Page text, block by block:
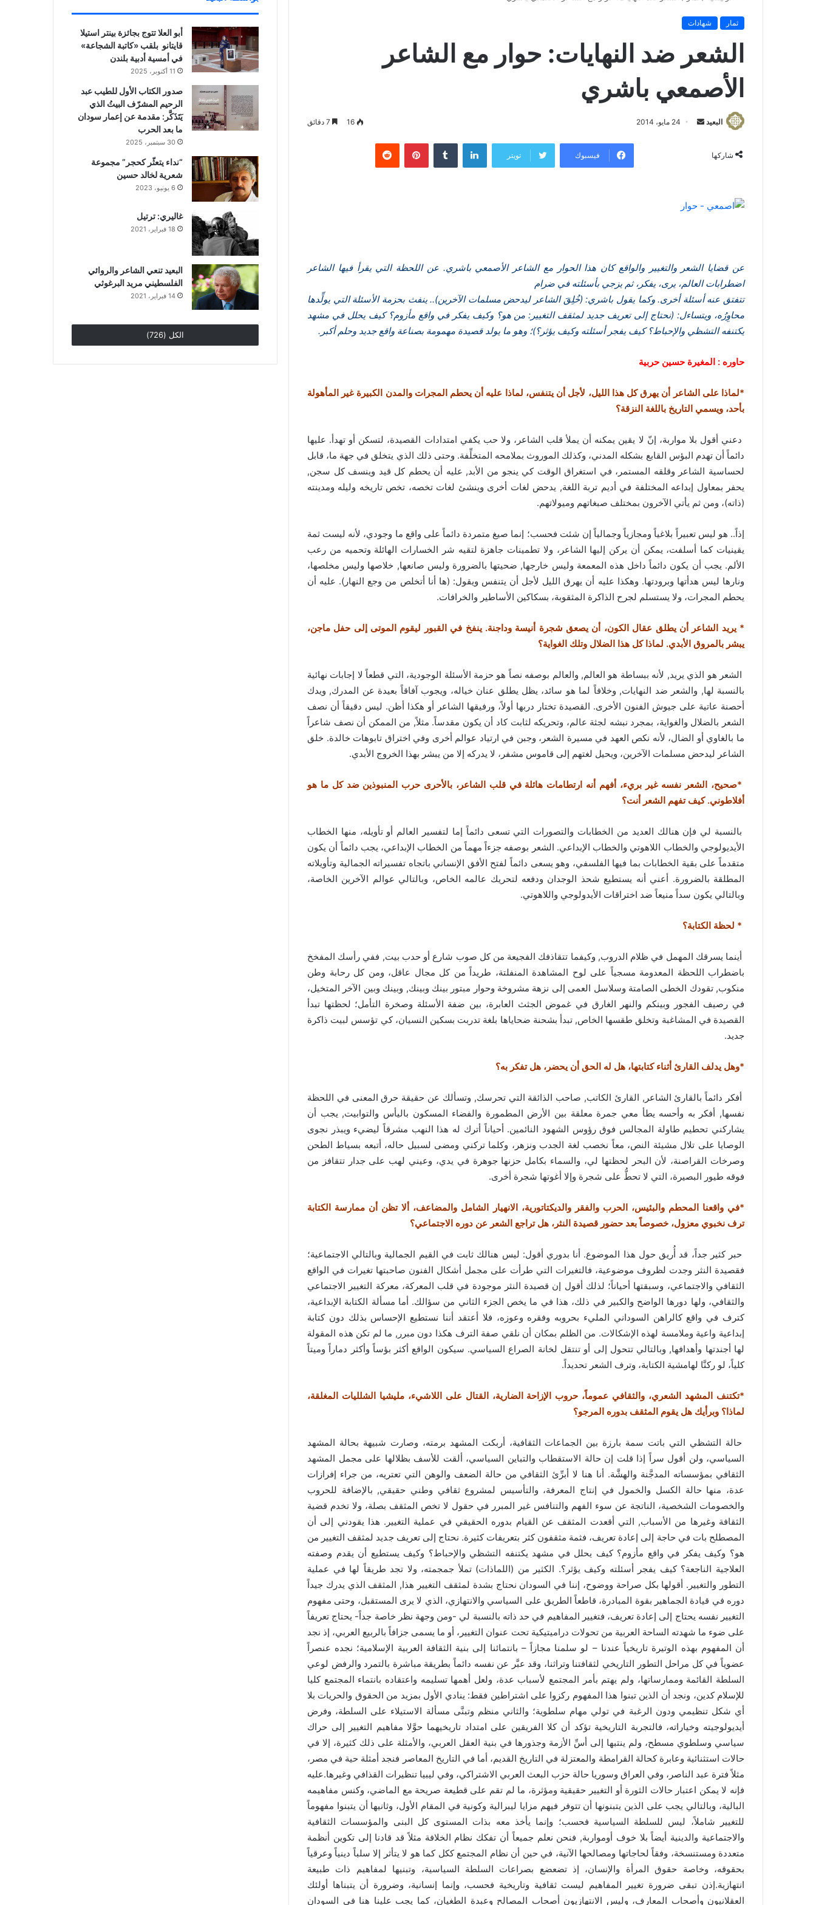
ثمار شهادات
الشعر ضد النهايات: حوار مع الشاعر
الأصمعي باشري
البعيد
ي
ل
ك
ر
ا
24 مايو، 2014 16
شاركها فيسبوك تويتر
لينكدإن بينتيريست
عن قضايا الشعر والتغيير والواقع كان هذا الحوار مع الشاعر الأصمعي باشري. عن اللحظة التي يقرأ فيها الشاعر
اضطرابات العالم، يرى، يفكر، ثم يزجي بأسئلته في ضرام
تتفتق عنه أسئلة أخرى. وكما يقول باشري: (خُلِقَ الشاعر ليدحض مسلمات الآخرين).. ينفث بحزمة الأسئلة التي يولِّدها
محاوِرُه، ويتساءل: (نحتاج إلى تعريف جديد لمثقف التغيير: من هو؟ وكيف يفكر في واقع مأزوم؟ كيف يحلل في مشهد
يكتنفه التشظي والإحباط؟ كيف يفجر أسئلته وكيف يؤثر؟)؛ وهو ما يولد قصيدة مهمومة بصناعة واقع جديد وحلم أكبر.
حاوره : المغيرة حسين حربية
*لماذا على الشاعر أن يهرق كل هذا الليل، لأجل أن يتنفس، لماذا عليه أن يحطم المجرات والمدن الكبيرة غير المأهولة
بأحد، ويسمي التاريخ باللغة النزقة؟
دعني أقول بلا مواربة، إنّ لا يقين يمكنه أن يملأ قلب الشاعر، ولا حب يكفي امتدادات القصيدة، لتسكن أو تهدأ. عليها
دائماً أن تهدم البؤس القابع بشكله المدني، وكذلك الموروث بملامحه المتخلِّفة. وحتى ذلك الذي يتخلق في جهة ما، قابل
لحساسية الشاعر وقلقه المستمر، في استغراق الوقت كي ينجو من الأبد, عليه أن يحطم كل قيد وينسف كل سجن,
يحفر بمعاول إبداعه المختلفة في أديم تربة اللغة, يدحض لغات أخرى وينشئ لغات تخصه، تخص تاريخه وليله ومدينته
(ذاته)، ومن ثم يأتي الآخرون بمختلف صبغاتهم وميولاتهم.
إذاً.. هو ليس تعبيراً بلاغياً ومجازياً وجمالياً إن شئت فحسب؛ إنما صيغ متمردة دائماً على واقع ما وجودي، لأنه ليست ثمة
يقينيات كما أسلفت، يمكن أن يركن إليها الشاعر، ولا تطمينات جاهزة لتقيه شر الخسارات الهائلة وتحميه من رعب
الألم. يجب أن يكون دائماً داخل هذه المعمعة وليس خارجها, ضحيتها بالضرورة وليس صانعها, خلاصها وليس مخلصها،
ونارها ليس هدأتها وبرودتها. وهكذا عليه أن يهرق الليل لأجل أن يتنفس ويقول: (ها أنا أتخلص من وجع النهار). عليه أن
يحطم المجرات، ولا يستسلم لجرح الذاكرة المثقوبة، بسكاكين الأساطير والخرافات.
* يريد الشاعر أن يطلق عقال الكون، أن يصعق شجرة أنيسة وداجنة. ينفخ في القبور ليقوم الموتى إلى حفل ماجن،
يبشر بالمروق الأبدي. لماذا كل هذا الضلال وتلك الغواية؟
الشعر هو الذي يريد, لأنه ببساطة هو العالم, والعالم بوصفه نصاً هو حزمة الأسئلة الوجودية، التي قطعاً لا إجابات نهائية
بالنسبة لها, والشعر ضد النهايات, وخلافاً لما هو سائد، يظل يطلق عنان خياله، ويجوب آفاقاً بعيدة عن المدرك, ويدك
أحصنة عاتية على جيوش الفنون الأخرى. القصيدة تختار دربها أولاً، ورفيقها الشاعر أو هكذا أظن. ليس دقيقاً أن نصف
الشعر بالضلال والغواية، بمجرد نبشه لجثة عالم، وتحريكه لثابت كاد أن يكون مقدساً. مثلاً, من الممكن أن نصف شاعراً
ما بالغاوي أو الضال، لأنه نكص العهد في مسيرة الشعر، وجبن في ارتياد عوالم أخرى وفي اختراق تابوهات خالدة. خلق
الشاعر ليدحض مسلمات الآخرين، ويحيل لغتهم إلى قاموس مشفر، لا يدركه إلا من يبشر بهذا الخروج الأبدي.
*صحيح، الشعر نفسه غير بريء، أفهم أنه ارتطامات هائلة في قلب الشاعر، بالأحرى حرب المنبوذين ضد كل ما هو
أفلاطوني. كيف تفهم الشعر أنت؟
بالنسبة لي فإن هنالك العديد من الخطابات والتصورات التي تسعى دائماً إما لتفسير العالم أو تأويله، منها الخطاب
الأيديولوجي والخطاب اللاهوتي والخطاب الإبداعي. الشعر بوصفه جزءاً مهماً من الخطاب الإبداعي، يجب دائماً أن يكون
متقدماً على بقية الخطابات بما فيها الفلسفي، وهو يسعى دائماً لفتح الأفق الإنساني باتجاه تفسيراته الجمالية وتأويلاته
المطلقة بالضرورة. أعني أنه يستطيع شحذ الوجدان ودفعه لتحريك عالمه الخاص، وبالتالي عوالم الآخرين الخاصة،
وبالتالي يكون سداً منيعاً ضد اختراقات الأيدولوجي واللاهوتي.
* لحظة الكتابة؟
أينما يسرقك المهمل في ظلام الدروب, وكيفما تتقاذفك الفجيعة من كل صوب شارع أو حدب بيت, ففي رأسك المفخخ
باضطراب اللحظة المعدومة مسجياً على لوح المشاهدة المنفلتة، طريداً من كل مجال عاقل، ومن كل رحابة وطن
منكوب, تقودك الخطى الصامتة وسلاسل العمى إلى نزهة مشروخة وحوار مبتور بينك وبينك, وبينك وبين الآخر المتخيل،
في رصيف الفجور وبينكم والنهر الغارق في غموض الجثث العابرة، بين ضفة الأسئلة وصخرة التأمل؛ لحظتها تبدأ
القصيدة في المشاغبة وتخلق طقسها الخاص, تبدأ بشحنة ضحاياها بلغة تدربت بسكين النسيان، كي تؤسس لبيت ذاكرة
جديد.
*وهل يدلف القارئ أثناء كتابتها، هل له الحق أن يحضر، هل تفكر به؟
أفكر دائماً بالقارئ الشاعر, القارئ الكاتب, صاحب الذائقة التي تحرسك, وتسألك عن حقيقة حرق المعنى في اللحظة
نفسها, أفكر به وأحسه يطأ معي جمرة معلقة بين الأرض المطمورة والفضاء المسكون باليأس والتوابيت, يجب أن
يشاركني تحطيم طاولة المجالس فوق رؤوس الشهود النائمين. أحياناً أترك له هذا النهب مشرقاً ليضيء ويبذر نجوى
الوصايا على تلال مشيئة النص، معاً نخصب لغة الجدب ونزهر، وكلما تركني ومضى لسبيل حاله، أتبعه بسياط الطحن
وصرخات القراصنة، لأن البحر لحظتها لي، والسماء بكامل حزنها جوهرة في يدي، وعيني لهب على جدار تتقافز من
فوقه طيور البصيرة، التي لا تحطُّ على شجرة وإلا أغوتها شجرة أخرى.
*في واقعنا المحطم والبئيس، الحرب والفقر والديكتاتورية، الانهيار الشامل والمضاعف، ألا تظن أن ممارسة الكتابة
ترف نخبوي معزول، خصوصاً بعد حضور قصيدة النثر، هل تراجع الشعر عن دوره الاجتماعي؟
حبر كثير جداً، قد أُريق حول هذا الموضوع. أنا بدوري أقول: ليس هنالك ثابت في القيم الجمالية وبالتالي الاجتماعية؛
فقصيدة النثر وجدت لظروف موضوعية، فالتغيرات التي طرأت على مجمل أشكال الفنون صاحبتها تغيرات في الواقع
الثقافي والاجتماعي، وسبقتها أحياناً؛ لذلك أقول إن قصيدة النثر موجودة في قلب المعركة، معركة التغيير الاجتماعي
والثقافي، ولها دورها الواضح والكبير في ذلك، هذا في ما يخص الجزء الثاني من سؤالك. أما مسألة الكتابة الإبداعية،
كترف في واقع كالراهن السوداني المليء بحروبه وفقره وعوزه، فلا أعتقد أننا نستطيع الإحساس بذلك دون كتابة
إبداعية واعية وملامسة لهذه الإشكالات. من الظلم بمكان أن نلقي صفة الترف هكذا دون مبرر, ما لم تكن هذه المقولة
لها أجندتها وأهدافها, وبالتالي تتحول إلى أو تنتقل لخانة الصراع السياسي. سيكون الواقع أكثر بؤساً وأكثر دماراً وميتاً
كلياً، لو ركنَّا لهامشية الكتابة، وترف الشعر تحديداً.
*تكتنف المشهد الشعري، والثقافي عموماً، حروب الإزاحة الضارية، القتال على اللاشيء، مليشيا الشلليات المغلقة،
لماذا؟ وبرأيك هل يقوم المثقف بدوره المرجو؟
حالة التشظي التي باتت سمة بارزة بين الجماعات الثقافية، أربكت المشهد برمته، وصارت شبيهة بحالة المشهد
السياسي، ولن أقول سراً إذا قلت إن حالة الاستقطاب والتباين السياسي، ألقت للأسف بظلالها على مجمل المشهد
الثقافي بمؤسساته المدجَّنة والهشَّة. أنا هنا لا أبرِّئ الثقافي من حالة الضعف والوهن التي تعتريه، من جراء إفرازات
عدة، منها حالة الكسل والخمول في إنتاج المعرفة، والتأسيس لمشروع ثقافي وطني حقيقي, بالإضافة للحروب
والخصومات الشخصية، الناتجة عن سوء الفهم والتنافس غير المبرر في حقول لا تخص المثقف بصلة، ولا تخدم قضية
الثقافة وغيرها من الأسباب, التي أقعدت المثقف عن القيام بدوره الحقيقي في عملية التغيير. هذا يقودني إلى أن
المصطلح بات في حاجة إلى إعادة تعريف، فثمة مثقفون كثر بتعريفات كثيرة. نحتاج إلى تعريف جديد لمثقف التغيير من
هو؟ وكيف يفكر في واقع مأزوم؟ كيف يحلل في مشهد يكتنفه التشظي والإحباط؟ وكيف يستطيع أن يقدم وصفته
العلاجية الناجعة؟ كيف يفجر أسئلته وكيف يؤثر؟. الكثير من (اللماذات) تملأ جمجمته، ولا تجد طريقاً لها في عملية
التطور والتغيير. أقولها بكل صراحة ووضوح، إننا في السودان نحتاج بشدة لمثقف التغيير هذا, المثقف الذي يدرك جيداً
دوره في قيادة الجماهير بقوة المبادرة، قاطعاً الطريق على السياسي والانتهازي، الذي لا يرى المستقبل، وحتى مفهوم
التغيير نفسه يحتاج إلى إعادة تعريف، فتغيير المفاهيم في حد ذاته بالنسبة لي -ومن وجهة نظر خاصة جداً- يحتاج تعريفاً
على ضوء ما شهدته الساحة العربية من تحولات دراميتيكية تحت عنوان التغيير، أو ما يسمى جزافاً بالربيع العربي، إذ نجد
أن المفهوم بهذه الوتيرة تاريخياً عندنا – لو سلمنا مجازاً – بانتمائنا إلى بنية الثقافة العربية الإسلامية؛ نجده عنصراً
عضوياً في كل مراحل التطور التاريخي لثقافتنا وتراثنا، وقد عبَّر عن نفسه دائماً بطريقة مباشرة بالتمرد والرفض لوعي
السلطة القائمة وممارساتها، ولم يهتم بأمر المجتمع لأسباب عدة، ولعل أهمها تسليمه واعتقاده بانتماء المجتمع كليا
للإسلام كدين، ونجد أن الذين تبنوا هذا المفهوم ركزوا على اشتراطين فقط: ينادي الأول بمزيد من الحقوق والحريات بلا
أي شكل تنظيمي ودون الرغبة في تولي مهام سلطوية؛ والثاني منظم وتبنَّى مسألة الاستيلاء على السلطة، وفرض
أيديولوجيته وخياراته، فالتجربة التاريخية تؤكد أن كلا الفريقين على امتداد تاريخيهما حوَّلا مفاهيم التغيير إلى حراك
سياسي وسلطوي مسطح، ولم ينتبها إلى أسِّ الأزمة وجذورها في بنية العقل العربي، والأمثلة على ذلك كثيرة، إلا في
حالات استثنائية وعابرة كحالة القرامطة والمعتزلة في التاريخ القديم، أما في التاريخ المعاصر فنجد أمثلة حية في مصر،
مثلاً فترة عبد الناصر، وفي العراق وسوريا حالة حزب البعث العربي الاشتراكي، وفي ليبيا تنظيرات القذافي وغيرها.عليه
فإنه لا يمكن اعتبار حالات الثورة أو التغيير حقيقية ومؤثرة، ما لم تقم على قطيعة صريحة مع الماضي، وكنس مفاهيمه
البالية، وبالتالي يجب على الذين يتبنونها أن تتوفر فيهم مزايا ليبرالية وكونية في المقام الأول، وثانيها أن يتبنوا مفهوماً
للتغيير شاملاً، ليس للسلطة السياسية فحسب؛ وإنما يأخذ معه بذات المستوى كل البنى والمؤسسات الثقافية
والاجتماعية والدينية أيضاً بلا خوف أومواربة, فنحن نعلم جميعاً أن تفكك نظام الخلافة مثلاً قد قادنا إلى تكوين أنظمة
متعددة ومستنسخة، وفقاً لحاجاتها ومصالحها الآنية، في حين أن نظام المجتمع ككل كما هو لا يتأثر إلا سلباً دينياً وعرقياً
بحقوقه، وخاصة حقوق المرأة والإنسان، إذ تضعضع بصراعات السلطة السياسية، وتبنيها لمفاهيم ذات طبيعة
انتهازية.إذن تبقى ضرورة تغيير المفاهيم ليست ثقافية وتاريخية فحسب، وإنما إنسانية، وضرورة أن يتبناها أولئك
العقلانيون وأصحاب المعارف، وليس الانتهازيون أصحاب المصالح وعبدة الطغيان، كما يجب علينا هنا في السودان
أبو العلا تتوج بجائزة بينتر استيلا
قايتانو بلقب «كاتبة الشجاعة»
في أمسية أدبية بلندن
11 أكتوبر، 2025
صدور الكتاب الأول للطيب عبد
الرحيم المشرّف البيتُ الذي
يَتَذَكَّر: مقدمة عن إعمار سودان
ما بعد الحرب
30 سبتمبر، 2025
“نداء يتعثّر كحجر” مجموعة
شعرية لخالد حسين
6 يونيو، 2023
غاليري: ترتيل
18 فبراير، 2021
البعيد تنعي الشاعر والروائي
الفلسطيني مريد البرغوثي
14 فبراير، 2021
الكل (726)